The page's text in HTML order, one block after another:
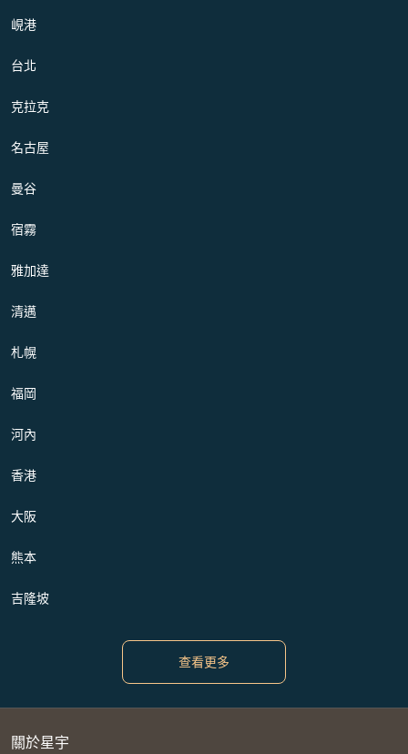
峴港
台北
克拉克
名古屋
曼谷
宿霧
雅加達
清邁
札幌
福岡
河內
香港
大阪
熊本
吉隆坡
查看更多
關於星宇